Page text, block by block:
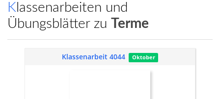
Klassenarbeiten und
Übungsblätter zu Terme
Klassenarbeit 4044 Oktober